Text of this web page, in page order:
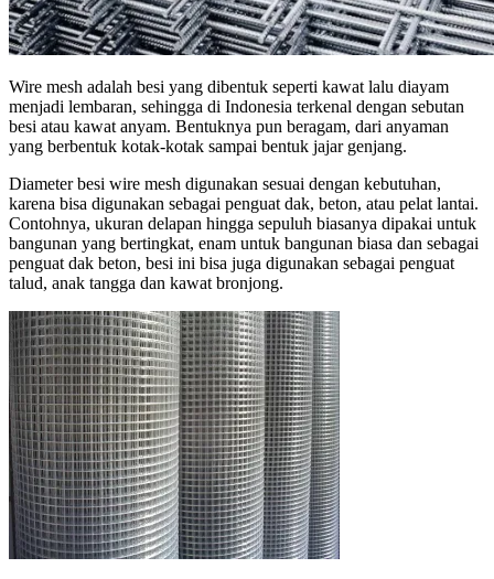
Wire mesh adalah besi yang dibentuk seperti kawat lalu diayam
menjadi lembaran, sehingga di Indonesia terkenal dengan sebutan
besi atau kawat anyam. Bentuknya pun beragam, dari anyaman
yang berbentuk kotak-kotak sampai bentuk jajar genjang.
Diameter besi wire mesh digunakan sesuai dengan kebutuhan,
karena bisa digunakan sebagai penguat dak, beton, atau pelat lantai.
Contohnya, ukuran delapan hingga sepuluh biasanya dipakai untuk
bangunan yang bertingkat, enam untuk bangunan biasa dan sebagai
penguat dak beton, besi ini bisa juga digunakan sebagai penguat
talud, anak tangga dan kawat bronjong.